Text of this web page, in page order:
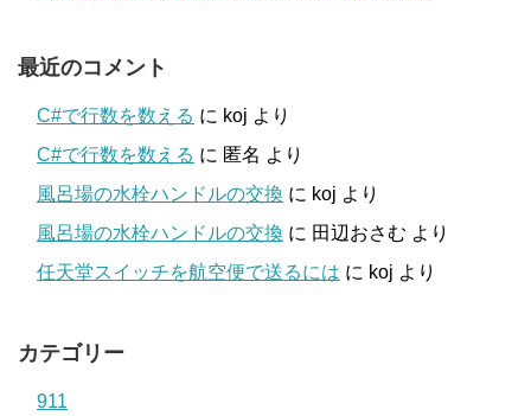
最近のコメント
C#で行数を数える に koj より
C#で行数を数える に 匿名 より
風呂場の水栓ハンドルの交換 に koj より
風呂場の水栓ハンドルの交換 に 田辺おさむ より
任天堂スイッチを航空便で送るには に koj より
カテゴリー
911